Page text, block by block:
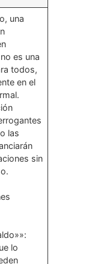
una
es una
todos,
en el
las
sin
lo